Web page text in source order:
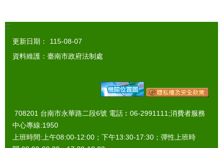
:::
更新日期：
115-08-07
資料維護：臺南市政府法制處
708201 台南市永華路二段6號 電話︰06-2991111;消費者服務
中心專線:1950
上班時間:上午08:00-12:00；下午13:30-17:30；彈性上班時